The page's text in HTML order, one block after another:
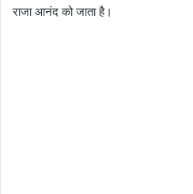
राजा आनंद को जाता है।